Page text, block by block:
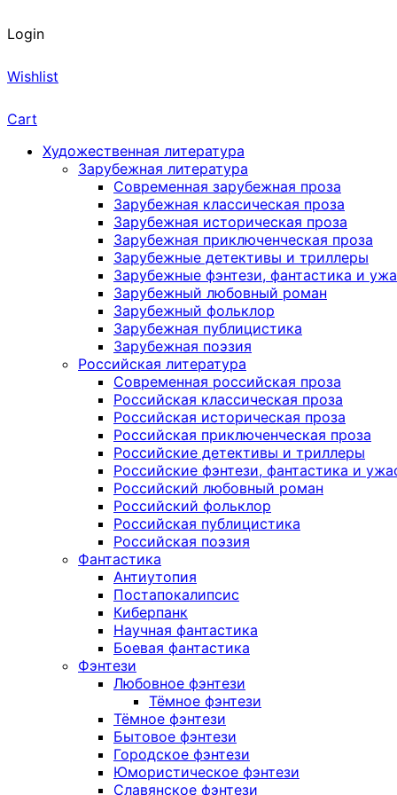
Login
Wishlist
Cart
Художественная литература
Зарубежная литература
Современная зарубежная проза
Зарубежная классическая проза
Зарубежная историческая проза
Зарубежная приключенческая проза
Зарубежные детективы и триллеры
Зарубежные фэнтези, фантастика и
Зарубежный любовный роман
Зарубежный фольклор
Зарубежная публицистика
Зарубежная поэзия
Российская литература
Современная российская проза
Российская классическая проза
Российская историческая проза
Российская приключенческая проза
Российские детективы и триллеры
Российские фэнтези, фантастика и
Российский любовный роман
Российский фольклор
Российская публицистика
Российская поэзия
Фантастика
Антиутопия
Постапокалипсис
Киберпанк
Научная фантастика
Боевая фантастика
Фэнтези
Любовное фэнтези
Тёмное фэнтези
Тёмное фэнтези
Бытовое фэнтези
Городское фэнтези
Юмористическое фэнтези
Славянское фэнтези